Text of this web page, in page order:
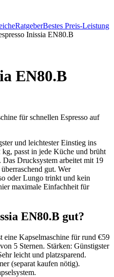
RatgeberBestes Preis-Leistung
Inissia EN80.B
EN80.B
für schnellen Espresso auf
und leichtester Einstieg ins
passt in jede Küche und brüht
Das Drucksystem arbeitet mit 19
gut. Wer
oder Lungo trinkt und kein
maximale Einfachheit für
EN80.B gut?
eine Kapselmaschine für rund €59
5 Sternen. Stärken: Günstigster
leicht und platzsparend.
(separat kaufen nötig).